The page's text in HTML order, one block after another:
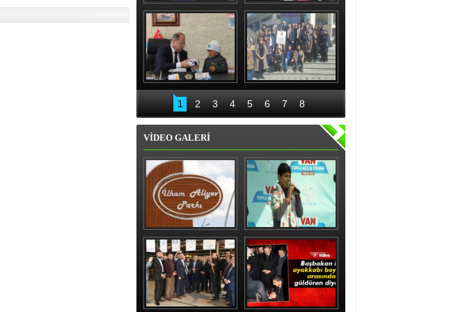
Hınıslı kadınlardan
'evet' sözü
Recep Aydın ve ekibi
geceli gündüzlü
çalışıyor
Bakan Akdağ
Oltu’da
Palandöken İlçe
Başkanlığından 15
Temmuz kahraman
kadınlar sergisi
1 2 3 4 5 6 7 8
VİDEO GALERİ
İlham Aliyev Parkı
Törenle Açıldı
Vanlı çocuk gülme
krizine soktu